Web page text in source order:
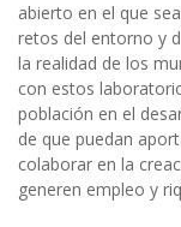
abierto en el que
retos del entorno y
la realidad de los
con estos
población en el
de que puedan
colaborar en la
generen empleo y